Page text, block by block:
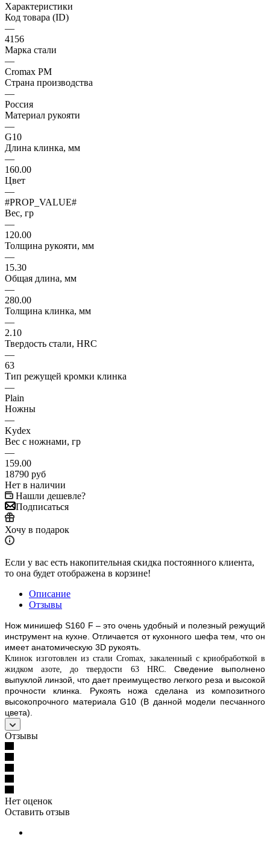
Характеристики
Код товара (ID)
—
4156
Марка стали
—
Cromax PM
Страна производства
—
Россия
Материал рукояти
—
G10
Длина клинка, мм
—
160.00
Цвет
—
#PROP_VALUE#
Вес, гр
—
120.00
Толщина рукояти, мм
—
15.30
Общая длина, мм
—
280.00
Толщина клинка, мм
—
2.10
Твердость стали, HRC
—
63
Тип режущей кромки клинка
—
Plain
Ножны
—
Kydex
Вес с ножнами, гр
—
159.00
18790 руб
Нет в наличии
Нашли дешевле?
Подписаться
Хочу в подарок
Если у вас есть накопительная скидка постоянного клиента,
то она будет отображена в корзине!
Описание
Отзывы
Нож минишеф S160 F – это очень удобный и полезный режущий
инструмент на кухне. Отличается от кухонного шефа тем, что он
имеет анатомическую 3D рукоять.
Клинок изготовлен из стали Cromax, закаленный с криобработкой в
жидком азоте, до твердости 63 HRC.
Сведение выполнено
выпуклой линзой, что дает преимущество легкого реза и высокой
прочности клинка. Рукоять ножа сделана из композитного
высокопрочного материала G10 (В данной модели песчанного
цвета).
Отзывы
Нет оценок
Оставить отзыв